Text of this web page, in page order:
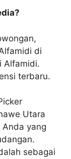
di
Alfamidi.
terbaru.
Utara
yang
sebagai